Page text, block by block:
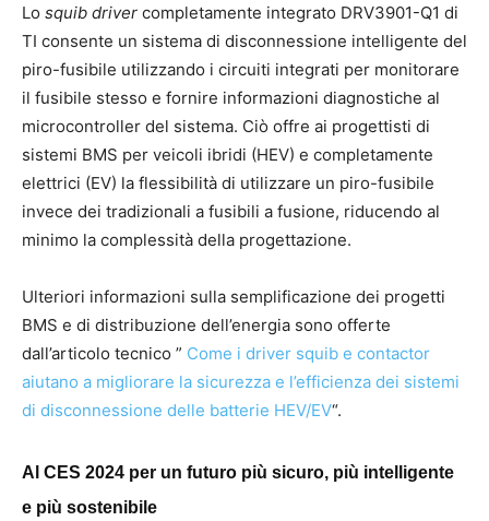
Lo squib driver completamente integrato DRV3901-Q1 di
TI consente un sistema di disconnessione intelligente del
piro-fusibile utilizzando i circuiti integrati per monitorare
il fusibile stesso e fornire informazioni diagnostiche al
microcontroller del sistema. Ciò offre ai progettisti di
sistemi BMS per veicoli ibridi (HEV) e completamente
elettrici (EV) la flessibilità di utilizzare un piro-fusibile
invece dei tradizionali a fusibili a fusione, riducendo al
minimo la complessità della progettazione.
Ulteriori informazioni sulla semplificazione dei progetti
BMS e di distribuzione dell’energia sono offerte
dall’articolo tecnico ” Come i driver squib e contactor
aiutano a migliorare la sicurezza e l’efficienza dei sistemi
di disconnessione delle batterie HEV/EV“.
Al CES 2024 per un futuro più sicuro, più intelligente
e più sostenibile